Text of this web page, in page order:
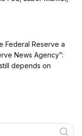
Federal Reserve a
News Agency”:
depends on